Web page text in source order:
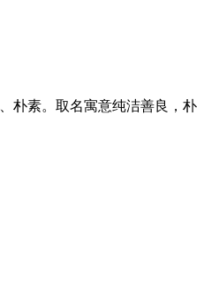
朴素。取名寓意纯洁善良，朴